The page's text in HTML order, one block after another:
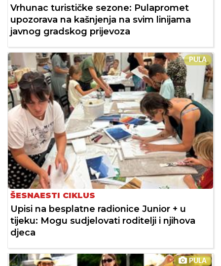
Vrhunac turističke sezone: Pulapromet
upozorava na kašnjenja na svim linijama
javnog gradskog prijevoza
PULA
ŠESNAESTI CIKLUS
Upisi na besplatne radionice Junior + u
tijeku: Mogu sudjelovati roditelji i njihova
djeca
PULA